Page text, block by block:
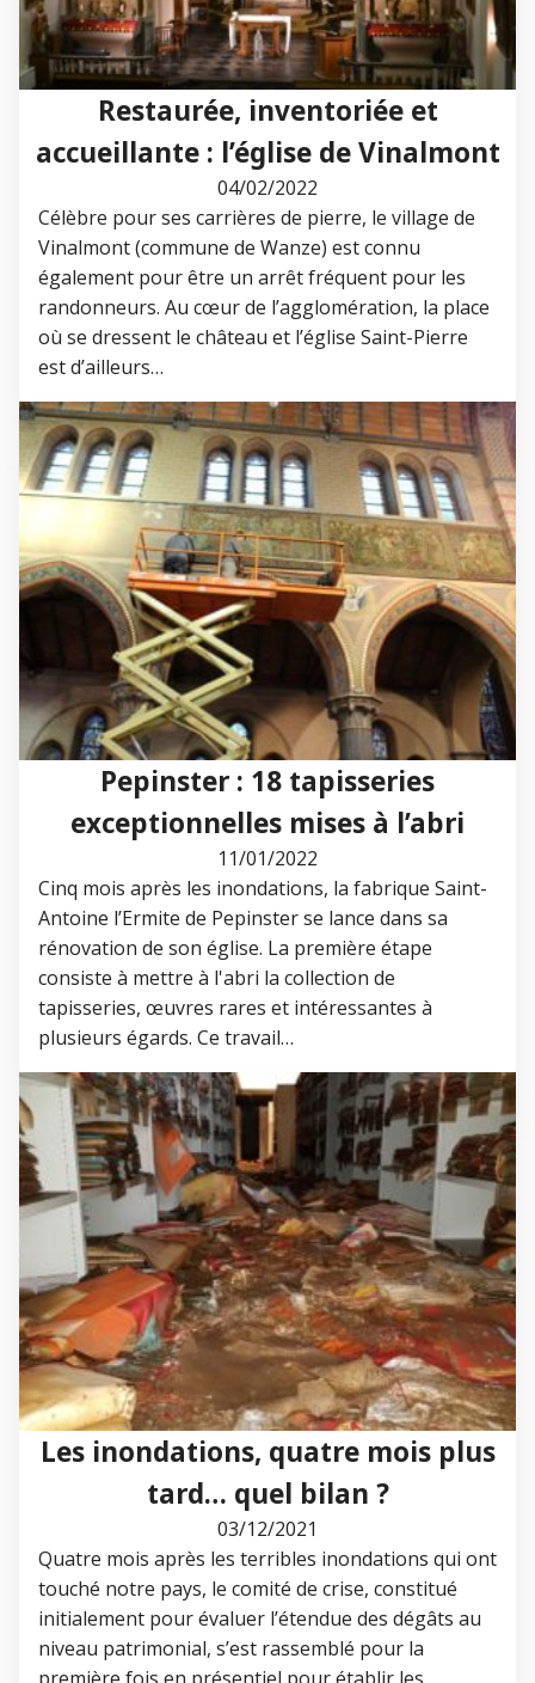
Restaurée, inventoriée et
accueillante : l’église de Vinalmont
04/02/2022
Célèbre pour ses carrières de pierre, le village de
Vinalmont (commune de Wanze) est connu
également pour être un arrêt fréquent pour les
randonneurs. Au cœur de l’agglomération, la place
où se dressent le château et l’église Saint-Pierre
est d’ailleurs…
Pepinster : 18 tapisseries
exceptionnelles mises à l’abri
11/01/2022
Cinq mois après les inondations, la fabrique Saint-
Antoine l’Ermite de Pepinster se lance dans sa
rénovation de son église. La première étape
consiste à mettre à l'abri la collection de
tapisseries, œuvres rares et intéressantes à
plusieurs égards. Ce travail…
Les inondations, quatre mois plus
tard… quel bilan ?
03/12/2021
Quatre mois après les terribles inondations qui ont
touché notre pays, le comité de crise, constitué
initialement pour évaluer l’étendue des dégâts au
niveau patrimonial, s’est rassemblé pour la